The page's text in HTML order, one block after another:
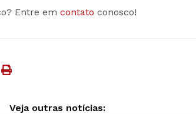
Entre em contato conosco!
Veja outras notícias: